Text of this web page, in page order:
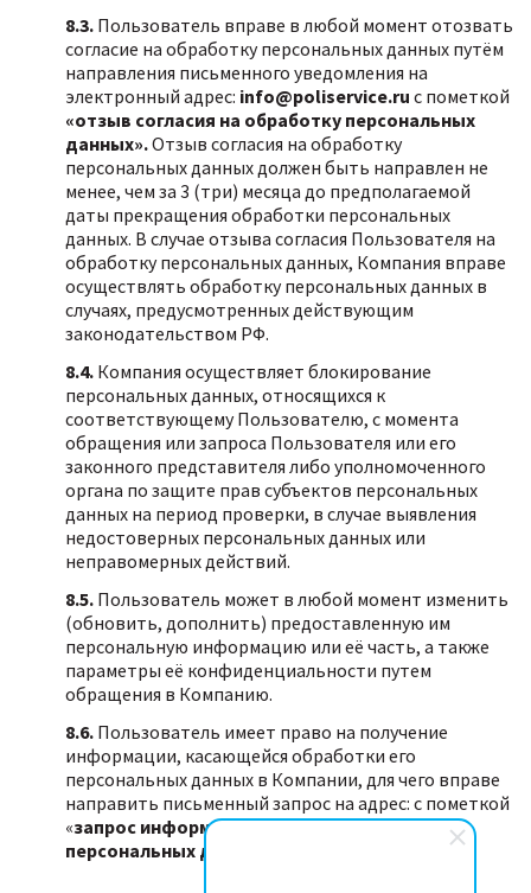
8.3. Пользователь вправе в любой момент отозвать
согласие на обработку персональных данных путём
направления письменного уведомления на
электронный адрес: info@poliservice.ru с пометкой
«отзыв согласия на обработку персональных
данных».Отзыв согласия на обработку
персональных данных должен быть направлен не
менее, чем за 3 (три) месяца до предполагаемой
даты прекращения обработки персональных
данных. В случае отзыва согласия Пользователя на
обработку персональных данных, Компания вправе
осуществлять обработку персональных данных в
случаях, предусмотренных действующим
законодательством РФ.
8.4. Компания осуществляет блокирование
персональных данных, относящихся к
соответствующему Пользователю, с момента
обращения или запроса Пользователя или его
законного представителя либо уполномоченного
органа по защите прав субъектов персональных
данных на период проверки, в случае выявления
недостоверных персональных данных или
неправомерных действий.
8.5. Пользователь может в любой момент изменить
(обновить, дополнить) предоставленную им
персональную информацию или её часть, а также
параметры её конфиденциальности путем
обращения в Компанию.
8.6. Пользователь имеет право на получение
информации, касающейся обработки его
персональных данных в Компании, для чего вправе
направить письменный запрос на адрес: с пометкой
«запрос информации о порядке обработки
персональных данных